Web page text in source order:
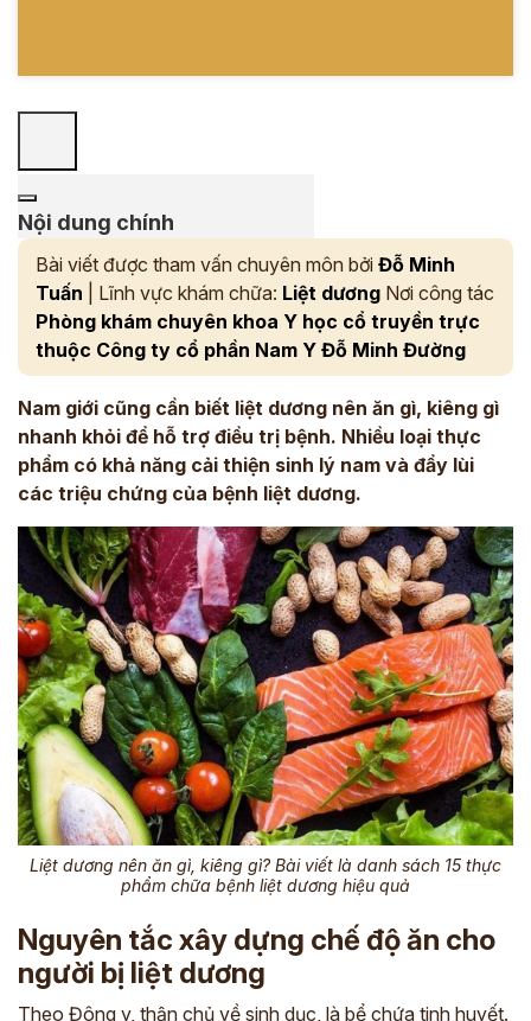
Nội dung chính
Bài viết được tham vấn chuyên môn bởi Đỗ Minh
Tuấn | Lĩnh vực khám chữa: Liệt dương Nơi công tác
Phòng khám chuyên khoa Y học cổ truyền trực
thuộc Công ty cổ phần Nam Y Đỗ Minh Đường
Nam giới cũng cần biết liệt dương nên ăn gì, kiêng gì
nhanh khỏi để hỗ trợ điều trị bệnh. Nhiều loại thực
phẩm có khả năng cải thiện sinh lý nam và đẩy lùi
các triệu chứng của bệnh liệt dương.
Liệt dương nên ăn gì, kiêng gì? Bài viết là danh sách 15 thực
phẩm chữa bệnh liệt dương hiệu quả
Nguyên tắc xây dựng chế độ ăn cho
người bị liệt dương
Theo Đông y, thận chủ về sinh dục, là bể chứa tinh huyết.